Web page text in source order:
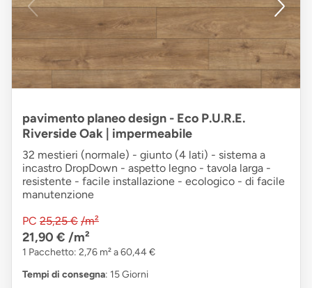
pavimento planeo design - Eco P.U.R.E.
Riverside Oak | impermeabile
32 mestieri (normale) - giunto (4 lati) - sistema a
incastro DropDown - aspetto legno - tavola larga -
resistente - facile installazione - ecologico - di facile
manutenzione
PC 25,25 € /m²
21,90 € /m²
1 Pacchetto: 2,76 m² a 60,44 €
Tempi di consegna: 15 Giorni